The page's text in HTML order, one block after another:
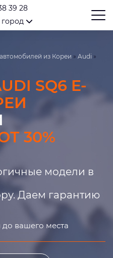
39 28
из Кореи » Audi »
SQ6 E-
30%
модели в
Даем гарантию
вашего места